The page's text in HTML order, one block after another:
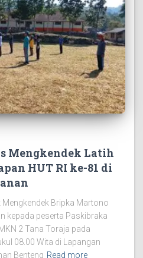
Mengkendek Latih
HUT RI ke-81 di
Bripka Martono
kepada peserta Paskibraka
2 Tana Toraja pada
08.00 Wita di Lapangan
Benteng Read more